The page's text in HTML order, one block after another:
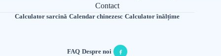
Contact
Calculator sarcină·Calendar chinezesc·Calculator înălțime
FAQ·Despre noi·